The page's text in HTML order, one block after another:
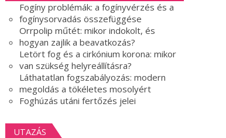
Fogíny problémák: a fogínyvérzés és a
fogínysorvadás összefüggése
Orrpolip műtét: mikor indokolt, és
hogyan zajlik a beavatkozás?
Letört fog és a cirkónium korona: mikor
van szükség helyreállításra?
Láthatatlan fogszabályozás: modern
megoldás a tökéletes mosolyért
Foghúzás utáni fertőzés jelei
UTAZÁS